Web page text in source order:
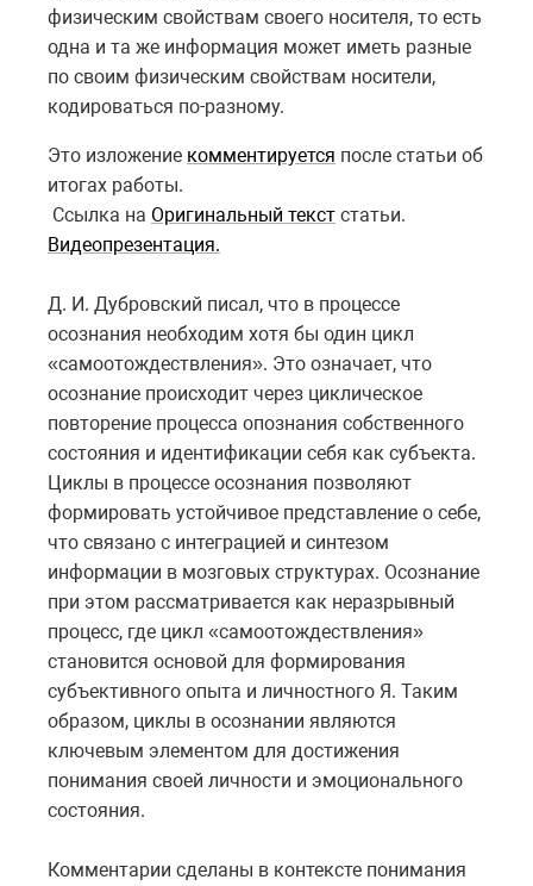
физическим свойствам своего носителя, то есть
одна и та же информация может иметь разные
по своим физическим свойствам носители,
кодироваться по-разному.
Это изложение комментируется после статьи об
итогах работы.
Ссылка на Оригинальный текст статьи.
Видеопрезентация.
Д. И. Дубровский писал, что в процессе
осознания необходим хотя бы один цикл
«самоотождествления». Это означает, что
осознание происходит через циклическое
повторение процесса опознания собственного
состояния и идентификации себя как субъекта.
Циклы в процессе осознания позволяют
формировать устойчивое представление о себе,
что связано с интеграцией и синтезом
информации в мозговых структурах. Осознание
при этом рассматривается как неразрывный
процесс, где цикл «самоотождествления»
становится основой для формирования
субъективного опыта и личностного Я. Таким
образом, циклы в осознании являются
ключевым элементом для достижения
понимания своей личности и эмоционального
состояния.
Комментарии сделаны в контексте понимания